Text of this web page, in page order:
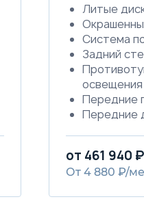
Литые
Система
Задний
Передние
Передние
потока
Передние
от 461 940 ₽
От 4 880 ₽/